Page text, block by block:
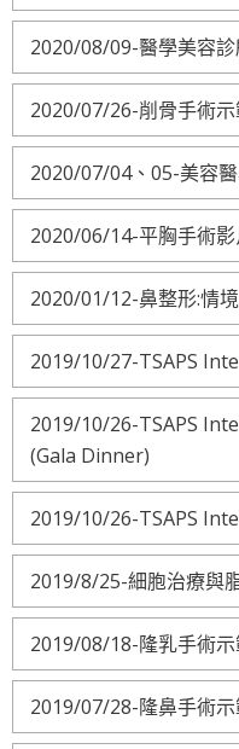
2020/08/09-醫學美容
2020/07/26-削骨手術
2020/07/04、05-美容
2020/06/14-平胸手術
2020/01/12-鼻整形:情
2019/10/27-TSAPS
2019/10/26-TSAPS
(Gala Dinner)
2019/10/26-TSAPS
2019/8/25-細胞治療與
2019/08/18-隆乳手術
2019/07/28-隆鼻手術